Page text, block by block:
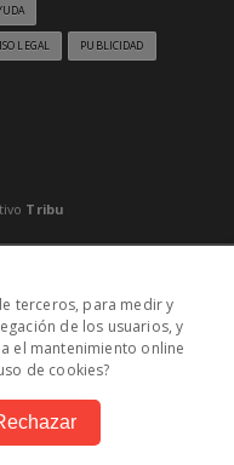
LEGAL PUBLICIDAD
Tribu
Impulsado por
terceros, para medir y
de los usuarios, y
el mantenimiento online
de cookies?